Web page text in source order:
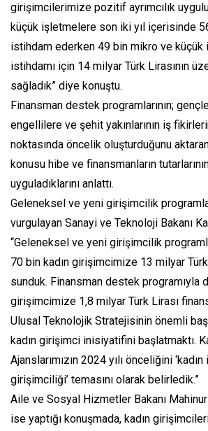
girişimcilerimize pozitif ayrımcılık
küçük işletmelere son iki yıl içerisinde
istihdam ederken 49 bin mikro ve küçük
istihdamı için 14 milyar Türk Lirasının
sağladık” diye konuştu.
Finansman destek programlarının;
engellilere ve şehit yakınlarının iş
noktasında öncelik oluşturduğunu
konusu hibe ve finansmanların
uyguladıklarını anlattı.
Geleneksel ve yeni girişimcilik
vurgulayan Sanayi ve Teknoloji Bakanı
“Geleneksel ve yeni girişimcilik
70 bin kadın girişimcimize 13 milyar
sunduk. Finansman destek programıyla
girişimcimize 1,8 milyar Türk Lirası
Ulusal Teknolojik Stratejisinin önemli
kadın girişimci inisiyatifini başlatmaktı.
Ajanslarımızın 2024 yılı önceliğini
girişimciliği’ temasını olarak belirledik.”
Aile ve Sosyal Hizmetler Bakanı
ise yaptığı konuşmada, kadın